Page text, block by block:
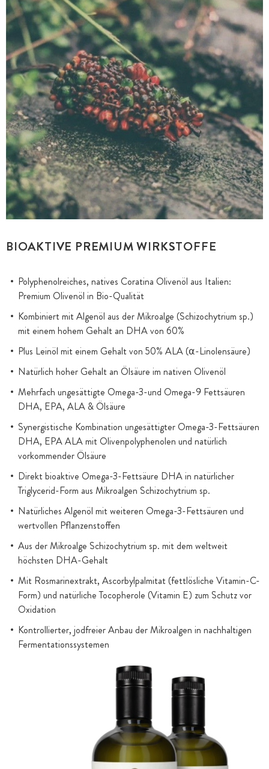
BIOAKTIVE PREMIUM WIRKSTOFFE
Polyphenolreiches, natives Coratina Olivenöl aus Italien:
Premium Olivenöl in Bio-Qualität
Kombiniert mit Algenöl aus der Mikroalge (Schizochytrium sp.)
mit einem hohem Gehalt an DHA von 60%
Plus Leinöl mit einem Gehalt von 50% ALA (⍺-Linolensäure)
Natürlich hoher Gehalt an Ölsäure im nativen Olivenöl
Mehrfach ungesättigte Omega-3-und Omega-9 Fettsäuren
DHA, EPA, ALA & Ölsäure
Synergistische Kombination ungesättigter Omega-3-Fettsäuren
DHA, EPA ALA mit Olivenpolyphenolen und natürlich
vorkommender Ölsäure
Direkt bioaktive Omega-3-Fettsäure DHA in natürlicher
Triglycerid-Form aus Mikroalgen Schizochytrium sp.
Natürliches Algenöl mit weiteren Omega-3-Fettsäuren und
wertvollen Pflanzenstoffen
Aus der Mikroalge Schizochytrium sp. mit dem weltweit
höchsten DHA-Gehalt
Mit Rosmarinextrakt, Ascorbylpalmitat (fettlösliche Vitamin-C-
Form) und natürliche Tocopherole (Vitamin E) zum Schutz vor
Oxidation
Kontrollierter, jodfreier Anbau der Mikroalgen in nachhaltigen
Fermentationssystemen